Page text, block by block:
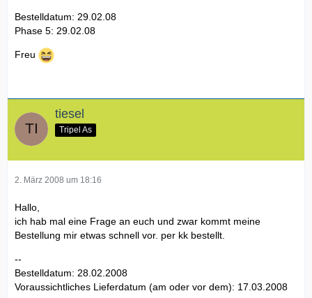
Bestelldatum: 29.02.08
Phase 5: 29.02.08
Freu
tiesel
Tripel As
2. März 2008 um 18:16
Hallo,
ich hab mal eine Frage an euch und zwar kommt meine
Bestellung mir etwas schnell vor. per kk bestellt.
--
Bestelldatum: 28.02.2008
Voraussichtliches Lieferdatum (am oder vor dem): 17.03.2008